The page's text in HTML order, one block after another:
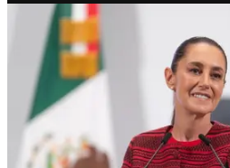
RECIENTE